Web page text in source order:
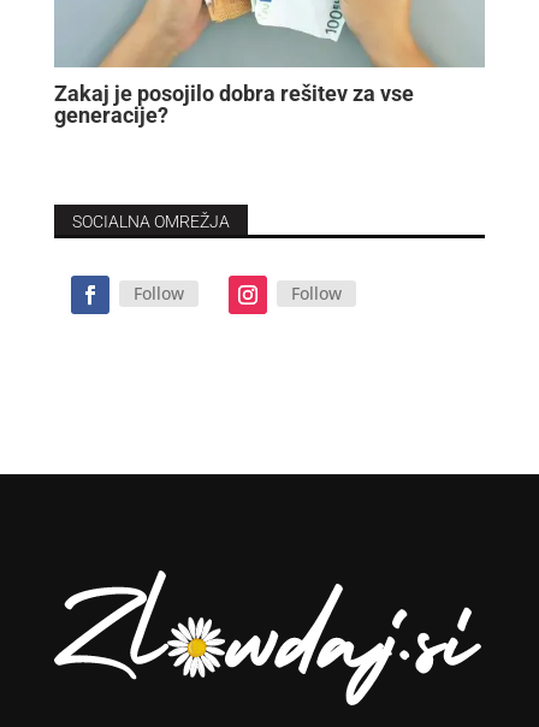
Zakaj je posojilo dobra rešitev za vse
generacije?
SOCIALNA OMREŽJA
Follow Follow